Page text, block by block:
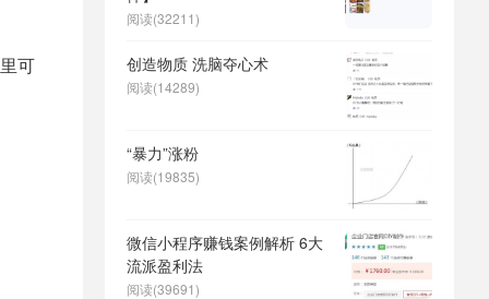
可
阅读(32211)
创造物质 洗脑夺心术
阅读(14289)
“暴力”涨粉
阅读(19835)
微信小程序赚钱案例解析 6大
流派盈利法
阅读(39691)